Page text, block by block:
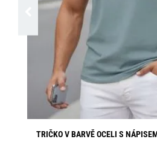
TRIČKO V BARVĚ OCELI S